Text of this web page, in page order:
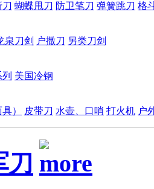
蝴蝶甩刀 防卫笔刀 弹簧跳刀 格
泉刀剑 户撒刀 另类刀剑
美国冷钢
） 皮带刀 水壶、口哨 打火机 户
刀